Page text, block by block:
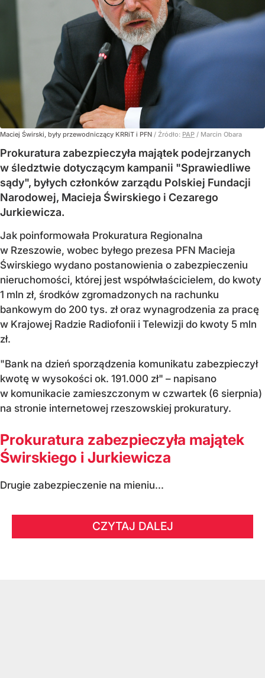
Maciej Świrski, były przewodniczący KRRiT i PFN / Źródło: PAP / Marcin Obara
Prokuratura zabezpieczyła majątek podejrzanych
w śledztwie dotyczącym kampanii "Sprawiedliwe
sądy", byłych członków zarządu Polskiej Fundacji
Narodowej, Macieja Świrskiego i Cezarego
Jurkiewicza.
Jak poinformowała Prokuratura Regionalna
w Rzeszowie, wobec byłego prezesa PFN Macieja
Świrskiego wydano postanowienia o zabezpieczeniu
nieruchomości, której jest współwłaścicielem, do kwoty
1 mln zł, środków zgromadzonych na rachunku
bankowym do 200 tys. zł oraz wynagrodzenia za pracę
w Krajowej Radzie Radiofonii i Telewizji do kwoty 5 mln
zł.
"Bank na dzień sporządzenia komunikatu zabezpieczył
kwotę w wysokości ok. 191.000 zł" – napisano
w komunikacie zamieszczonym w czwartek (6 sierpnia)
na stronie internetowej rzeszowskiej prokuratury.
Prokuratura zabezpieczyła majątek
Świrskiego i Jurkiewicza
Drugie zabezpieczenie na mieniu...
CZYTAJ DALEJ